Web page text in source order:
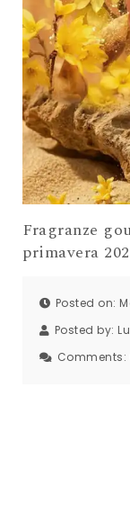
Fragranze
primavera
Posted on:
Posted by:
Comments: